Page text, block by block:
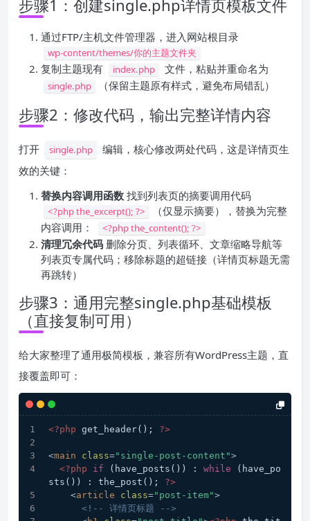
步骤1：创建single.php详情页模板文件
通过FTP/主机文件管理器，进入网站根目录
wp-content/themes/你的主题文件夹
复制主题现有 index.php 文件，粘贴并重命名为
single.php （保留主题原有样式，避免布局错乱）
步骤2：修改代码，输出完整详情内容
打开 single.php
编辑，核心修改两处代码，这是详情页生
效的关键：
替换内容调用函数 找到列表页的摘要调用代码
<?php the_excerpt(); ?>
（仅显示摘要），替换为完整
内容调用：
<?php the_content(); ?>
清理冗余代码 删除分页、列表循环、文章缩略导航等
列表页专属代码；移除标题的超链接（详情页标题无需
再跳转）
步骤3：通用完整single.php基础模板
（直接复制可用）
给大家整理了通用极简模板，兼容所有WordPress主题，直
接覆盖即可：
<?php get_header(); ?>
<main class="single-post-content">
<?php
if (have_posts()) : while (have_po
sts()) : the_post(); ?>
<article class="post-item">
<!-- 详情页标题 -->